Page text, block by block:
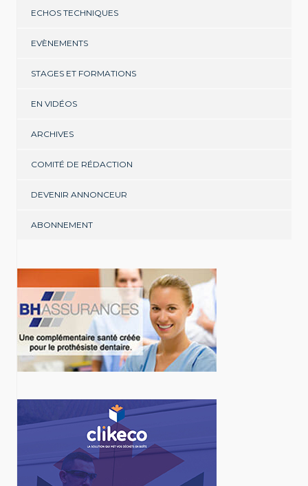
ECHOS TECHNIQUES
EVÈNEMENTS
STAGES ET FORMATIONS
EN VIDÉOS
ARCHIVES
COMITÉ DE RÉDACTION
DEVENIR ANNONCEUR
ABONNEMENT